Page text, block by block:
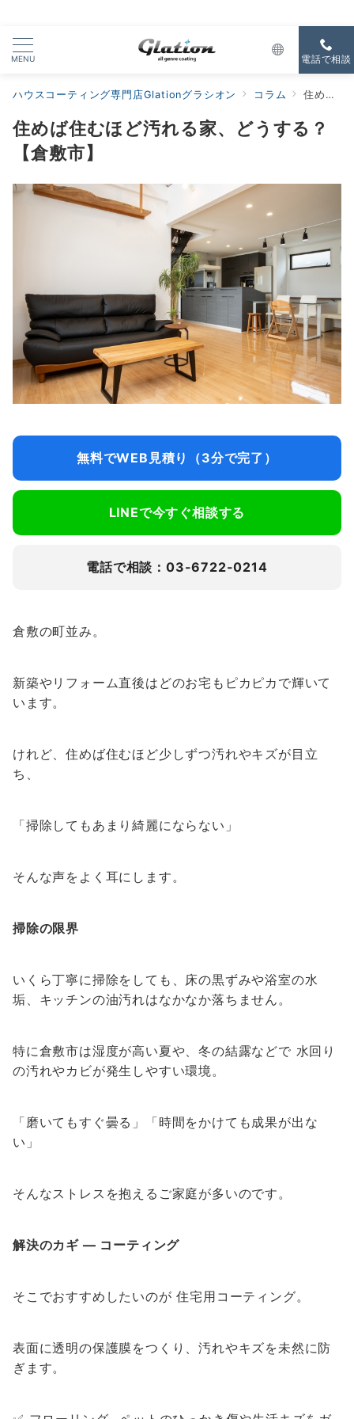
MENU 電話で相談
ハウスコーティング専門店Glationグラシオン コラム 住めば住むほど汚れる家、どうする？【倉敷市】
住めば住むほど汚れる家、どうする？
【倉敷市】
無料でWEB見積り（3分で完了）
LINEで今すぐ相談する
電話で相談：03-6722-0214
倉敷の町並み。
新築やリフォーム直後はどのお宅もピカピカで輝いて
います。
けれど、住めば住むほど少しずつ汚れやキズが目立
ち、
「掃除してもあまり綺麗にならない」
そんな声をよく耳にします。
掃除の限界
いくら丁寧に掃除をしても、床の黒ずみや浴室の水
垢、キッチンの油汚れはなかなか落ちません。
特に倉敷市は湿度が高い夏や、冬の結露などで 水回り
の汚れやカビが発生しやすい環境。
「磨いてもすぐ曇る」「時間をかけても成果が出な
い」
そんなストレスを抱えるご家庭が多いのです。
解決のカギ ― コーティング
そこでおすすめしたいのが 住宅用コーティング。
表面に透明の保護膜をつくり、汚れやキズを未然に防
ぎます。